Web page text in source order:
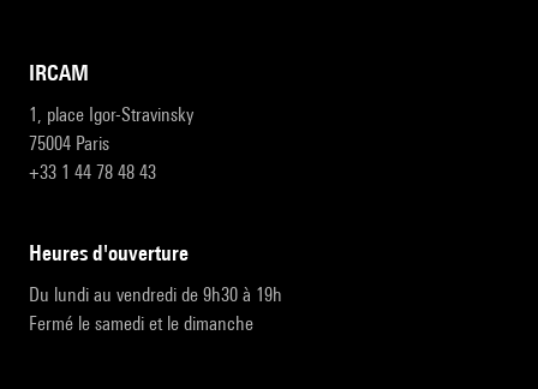
IRCAM
1, place Igor-Stravinsky
75004 Paris
+33 1 44 78 48 43
heures d'ouverture
Du lundi au vendredi de 9h30 à 19h
Fermé le samedi et le dimanche